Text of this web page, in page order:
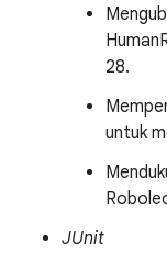
28.
untuk
JUnit